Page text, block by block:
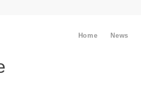
Home News